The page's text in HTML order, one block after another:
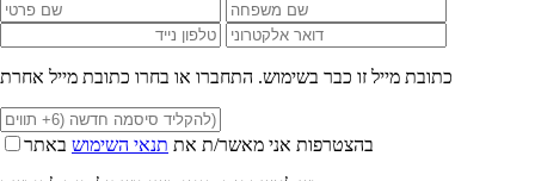
כתובת מייל זו כבר בשימוש. התחברו או בחרו כתובת מייל אחרת
בהצטרפות אני מאשר/ת את תנאי השימוש באתר